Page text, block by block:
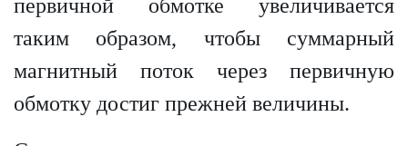
первичной обмотке увеличивается
таким образом, чтобы суммарный
магнитный поток через первичную
обмотку достиг прежней величины.